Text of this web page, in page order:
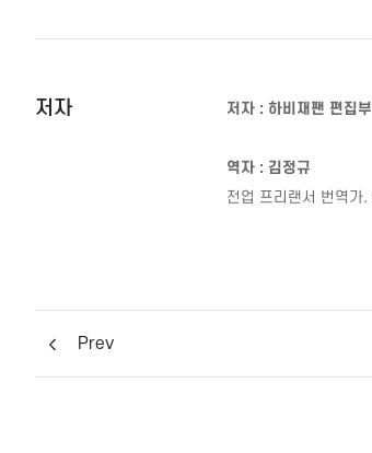
저자 저자 : 하비재팬 편집부
역자 : 김정규
전업 프리랜서 번역가.
Prev